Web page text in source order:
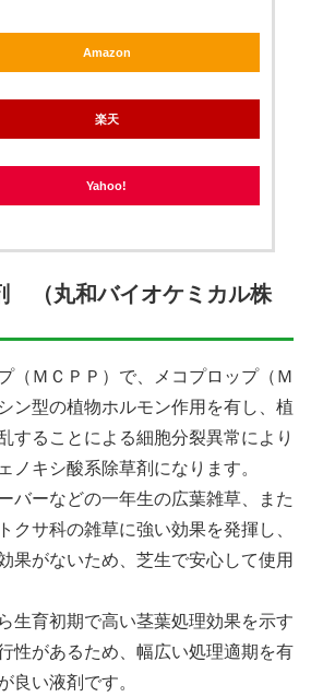
Amazon
楽天
Yahoo!
（丸和バイオケミカル株
（ＭＣＰＰ）で、メコプロップ（Ｍ
ン型の植物ホルモン作用を有し、植
することによる細胞分裂異常により
ノキシ酸系除草剤になります。
バーなどの一年生の広葉雑草、また
クサ科の雑草に強い効果を発揮し、
果がないため、芝生で安心して使用
生育初期で高い茎葉処理効果を示す
性があるため、幅広い処理適期を有
良い液剤です。